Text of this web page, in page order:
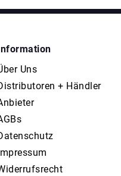
Information
Uns
+ Händler
Impressum